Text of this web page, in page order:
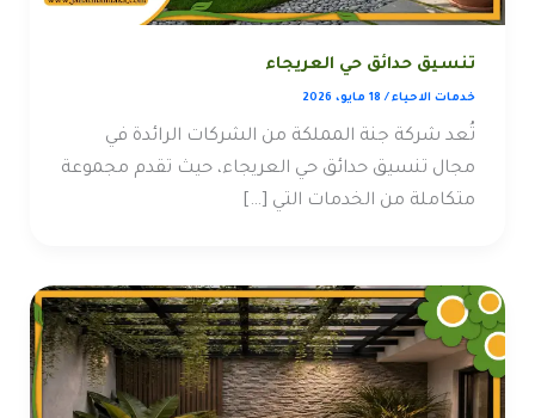
تنسيق حدائق حي العريجاء
خدمات الاحياء/ 18 مايو، 2026
تُعد شركة جنة المملكة من الشركات الرائدة في
مجال تنسيق حدائق حي العريجاء، حيث تقدم مجموعة
متكاملة من الخدمات التي […]